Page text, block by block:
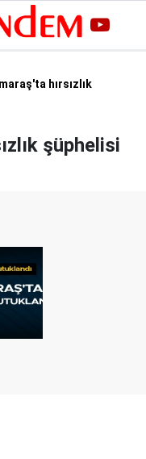
hırsızlık
şüphelisi